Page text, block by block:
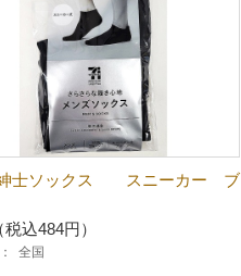
士ソックス スニーカー ブ
込484円）
全国